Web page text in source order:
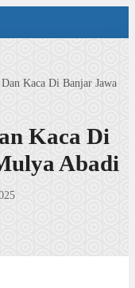
Kaca Di Banjar Jawa
Kaca Di
Abadi